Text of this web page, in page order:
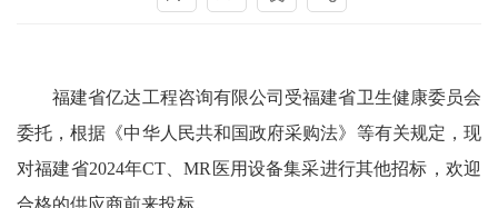
福建省亿达工程咨询有限公司受福建省卫生健康委员会
委托，根据《中华人民共和国政府采购法》等有关规定，现
对福建省2024年CT、MR医用设备集采进行其他招标，欢迎
合格的供应商前来投标。